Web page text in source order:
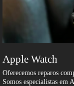
Apple Watch
Oferecemos reparos
Somos especialistas em